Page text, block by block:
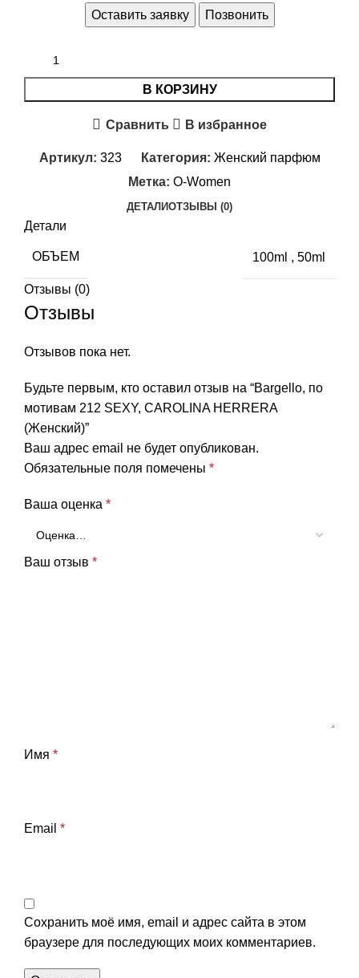
Оставить заявку Позвонить
В КОРЗИНУ
Сравнить В избранное
Артикул: 323 Категория: Женский парфюм
Метка: O-Women
ДЕТАЛИОТЗЫВЫ (0)
Детали
ОБЪЕМ 100ml , 50ml
Отзывы (0)
Отзывы
Отзывов пока нет.
Будьте первым, кто оставил отзыв на “Bargello, по
мотивам 212 SEXY, CAROLINA HERRERA
(Женский)”
Ваш адрес email не будет опубликован.
Обязательные поля помечены *
Ваша оценка *
Ваш отзыв *
Имя *
Email *
Сохранить моё имя, email и адрес сайта в этом
браузере для последующих моих комментариев.